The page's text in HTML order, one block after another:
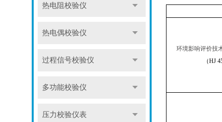
热电阻校验仪
热电偶校验仪
过程信号校验仪
多功能校验仪
压力校验仪表
环境影响评价技
（HJ